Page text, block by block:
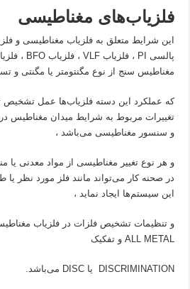
فلزیاب‌های مغناطیسی
این شرایط متعلق به فلزیاب مغناطیسی و
مغناطیس سنج از نوع مگنتومتر یا مگنتی و
که عملکرد این دسته فلزیاب‌ها عمل تشخیص
تغییرات مربوط به شرایط میدان مغناطیس
و سنسور مغناطیسی می‌باشد ،
و هر نوع تغییر مغناطیسی از مواد معدنی یا
در صحنه کار می‌تواند مانند فلز مورد نظر یا
این سیستم‌ها ایجاد نماید ،
و تنظیمات تشخیص فلزات در فلزیاب
ALL METAL و تفکیک
DISCRIMINATION یا DISC می‌باشد.